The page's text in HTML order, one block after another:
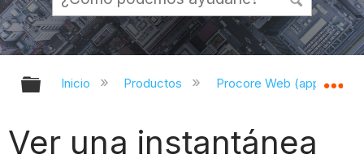
Expandir/contraer jerarquía global
Inicio Productos Procore Web
Ver una instantánea